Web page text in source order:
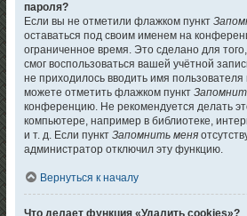
пароля?
Если вы не отметили флажком пункт
оставаться под своим именем на
ограниченное время. Это сделано для
смог воспользоваться вашей учётной
не приходилось вводить имя
можете отметить флажком пункт
конференцию. Не рекомендуется делать
компьютере, например в библиотеке,
и т. д. Если пунктЗапомнить меня
администратор отключил эту функцию.
Вернуться к началу
Что делает функция «Удалить cookies»?